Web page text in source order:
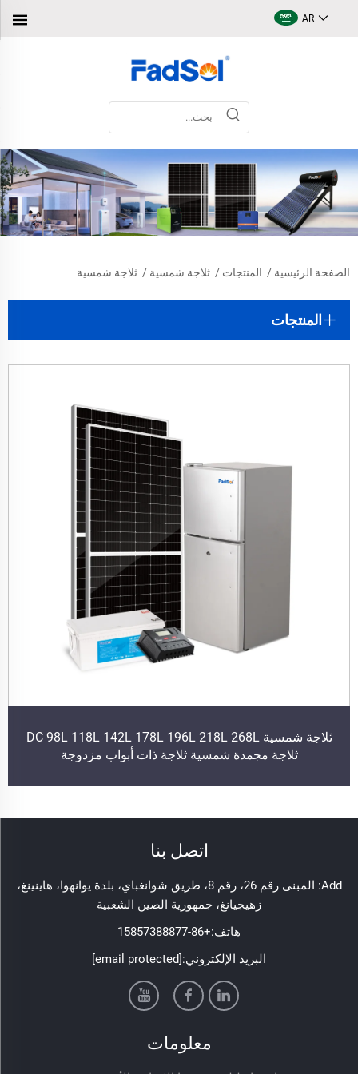
AR
الصفحة الرئيسية / المنتجات / ثلاجة شمسية / ثلاجة شمسية
المنتجات
ثلاجة شمسية DC 98L 118L 142L 178L 196L 218L 268L
ثلاجة مجمدة شمسية ثلاجة ذات أبواب مزدوجة
اتصل بنا
Add: المبنى رقم 26، رقم 8، طريق شوانغباي، بلدة يوانهوا، هاينينغ،
زهيجيانغ، جمهورية الصين الشعبية
هاتف:+86-15857388877
البريد الإلكتروني:[email protected]
معلومات